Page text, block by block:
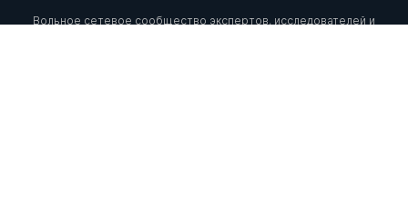
Вольное сетевое сообщество экспертов, исследователей и